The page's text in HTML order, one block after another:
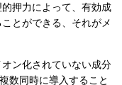
押力によって、有効成
とができる、それがメ
ン化されていない成分
数同時に導入すること